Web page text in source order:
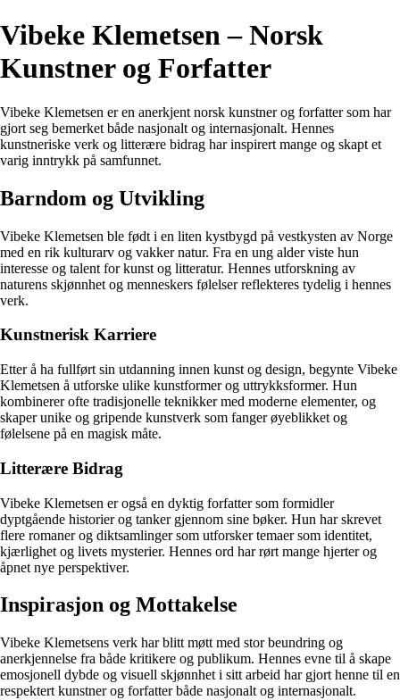
Vibeke Klemetsen – Norsk
Kunstner og Forfatter
Vibeke Klemetsen er en anerkjent norsk kunstner og forfatter som har
gjort seg bemerket både nasjonalt og internasjonalt. Hennes
kunstneriske verk og litterære bidrag har inspirert mange og skapt et
varig inntrykk på samfunnet.
Barndom og Utvikling
Vibeke Klemetsen ble født i en liten kystbygd på vestkysten av Norge
med en rik kulturarv og vakker natur. Fra en ung alder viste hun
interesse og talent for kunst og litteratur. Hennes utforskning av
naturens skjønnhet og menneskers følelser reflekteres tydelig i hennes
verk.
Kunstnerisk Karriere
Etter å ha fullført sin utdanning innen kunst og design, begynte Vibeke
Klemetsen å utforske ulike kunstformer og uttrykksformer. Hun
kombinerer ofte tradisjonelle teknikker med moderne elementer, og
skaper unike og gripende kunstverk som fanger øyeblikket og
følelsene på en magisk måte.
Litterære Bidrag
Vibeke Klemetsen er også en dyktig forfatter som formidler
dyptgående historier og tanker gjennom sine bøker. Hun har skrevet
flere romaner og diktsamlinger som utforsker temaer som identitet,
kjærlighet og livets mysterier. Hennes ord har rørt mange hjerter og
åpnet nye perspektiver.
Inspirasjon og Mottakelse
Vibeke Klemetsens verk har blitt møtt med stor beundring og
anerkjennelse fra både kritikere og publikum. Hennes evne til å skape
emosjonell dybde og visuell skjønnhet i sitt arbeid har gjort henne til en
respektert kunstner og forfatter både nasjonalt og internasjonalt.